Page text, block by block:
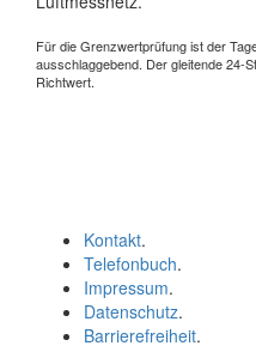
Für die Grenzwertprüfung ist der
ausschlaggebend. Der gleitende 24-
Richtwert.
Kontakt.
Telefonbuch.
Impressum.
Datenschutz.
Barrierefreiheit.